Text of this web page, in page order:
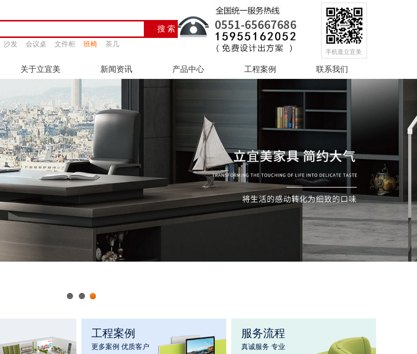
沙发 会议桌 文件柜 班椅 茶几
手机逛立宜美
关于立宜美 新闻资讯 产品中心 工程案例 联系我们
工程案例
更多案例 优质客户
服务流程
真诚服务 专业